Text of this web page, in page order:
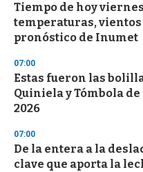
Tiempo de hoy
temperaturas, vientos
pronóstico de Inumet
07:00
Estas fueron las
Quiniela y Tómbola de
2026
07:00
De la entera a la
clave que aporta la